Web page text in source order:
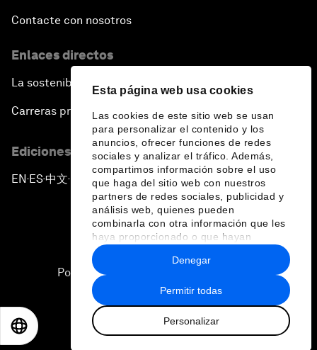
Esta página web usa cookies
Las cookies de este sitio web se usan
para personalizar el contenido y los
anuncios, ofrecer funciones de redes
sociales y analizar el tráfico. Además,
compartimos información sobre el uso
que haga del sitio web con nuestros
partners de redes sociales, publicidad y
análisis web, quienes pueden
combinarla con otra información que les
haya proporcionado o que hayan
recopilado a partir del uso que haya
hecho de sus servicios.
Permitir todas
Personalizar
Denegar
Contacte con nosotros
Enlaces directos
La sostenibilidad en el Foro
Carreras profesionales
Ediciones en otros idiomas
EN ▪ ES▪中文▪ 日本語
Política de privacidad y normas de uso
2026 Foro Económico Mundial